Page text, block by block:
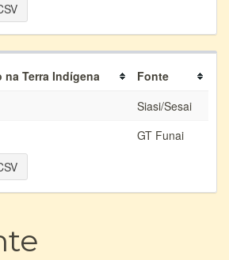
na Terra Indígena
Fonte
Siasi/Sesai
GT Funai